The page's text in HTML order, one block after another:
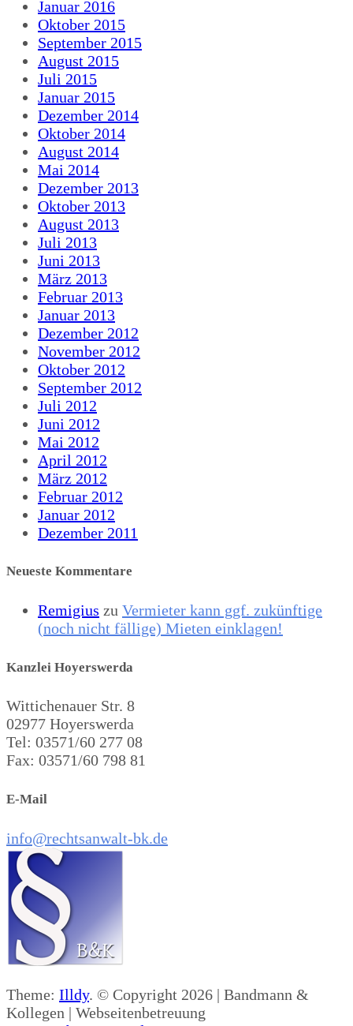
Januar 2016
Oktober 2015
September 2015
August 2015
Juli 2015
Januar 2015
Dezember 2014
Oktober 2014
August 2014
Mai 2014
Dezember 2013
Oktober 2013
August 2013
Juli 2013
Juni 2013
März 2013
Februar 2013
Januar 2013
Dezember 2012
November 2012
Oktober 2012
September 2012
Juli 2012
Juni 2012
Mai 2012
April 2012
März 2012
Februar 2012
Januar 2012
Dezember 2011
Neueste Kommentare
Remigius zu Vermieter kann ggf. zukünftige
(noch nicht fällige) Mieten einklagen!
Kanzlei Hoyerswerda
Wittichenauer Str. 8
02977 Hoyerswerda
Tel: 03571/60 277 08
Fax: 03571/60 798 81
E-Mail
info@rechtsanwalt-bk.de
Theme: Illdy. © Copyright 2026 | Bandmann &
Kollegen | Webseitenbetreuung